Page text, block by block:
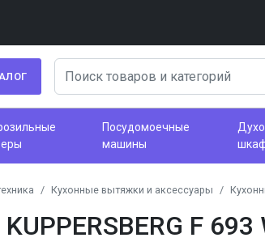
Посудомоечные
машины
Кухонные вытяжки и аксессуары
F 693